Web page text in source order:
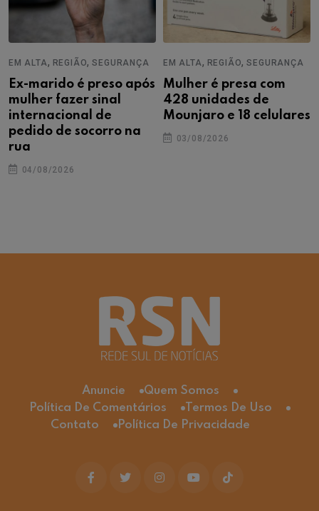
EM ALTA, REGIÃO,SEGURANÇA
Ex-marido é preso após
mulher fazer sinal
internacional de
pedido de socorro na
rua
04/08/2026
EM ALTA, REGIÃO,SEGURANÇA
Mulher é presa com
428 unidades de
Mounjaro e 18 celulares
03/08/2026
Anuncie
Quem Somos
Política De Comentários
Termos De Uso
Contato
Política De Privacidade